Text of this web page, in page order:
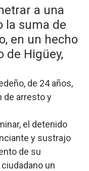
como agentes
Ambiental
de la Provincia
de Premios
de las Américas se
a una
la suma de
en un hecho
de Higüey,
de 24 años,
de arresto y
el detenido
y sustrajo
de su
un